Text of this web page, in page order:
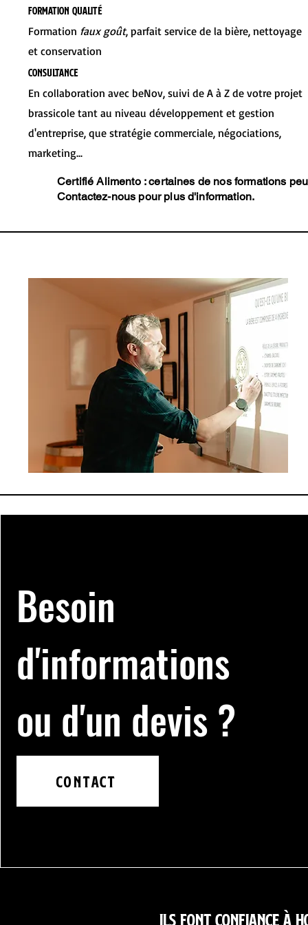
Formation Qualité
Formation faux goût, parfait service de la bière, nettoyage
et conservation
Consultance
En collaboration avec beNov, suivi de A à Z de votre projet
brassicole tant au niveau développement et gestion
d'entreprise, que stratégie commerciale, négociations,
marketing...
Certifié Alimento : certaines de nos formations
Contactez-nous pour plus d'information.
Besoin
d'informations
ou d'un devis ?
Contact
Ils font confiance à